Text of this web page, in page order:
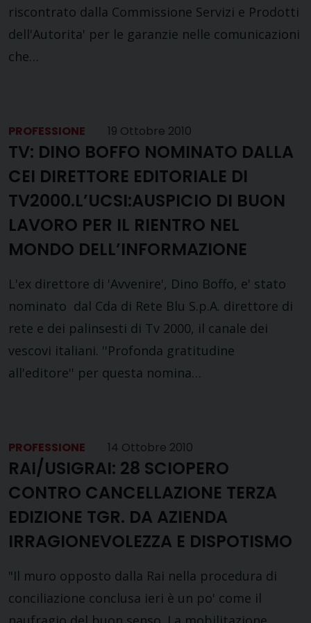
riscontrato dalla Commissione Servizi e Prodotti
dell'Autorita' per le garanzie nelle comunicazioni
che…
PROFESSIONE 19 Ottobre 2010
TV: DINO BOFFO NOMINATO DALLA
CEI DIRETTORE EDITORIALE DI
TV2000.L’UCSI:AUSPICIO DI BUON
LAVORO PER IL RIENTRO NEL
MONDO DELL’INFORMAZIONE
L'ex direttore di 'Avvenire', Dino Boffo, e' stato
nominato dal Cda di Rete Blu S.p.A. direttore di
rete e dei palinsesti di Tv 2000, il canale dei
vescovi italiani. ''Profonda gratitudine
all'editore'' per questa nomina…
PROFESSIONE 14 Ottobre 2010
RAI/USIGRAI: 28 SCIOPERO
CONTRO CANCELLAZIONE TERZA
EDIZIONE TGR. DA AZIENDA
IRRAGIONEVOLEZZA E DISPOTISMO
"Il muro opposto dalla Rai nella procedura di
conciliazione conclusa ieri è un po' come il